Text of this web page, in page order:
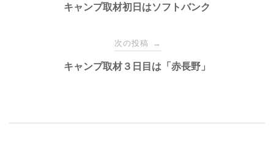
キャンプ取材初日はソフトバンク
次の投稿 →
キャンプ取材３日目は「赤長野」